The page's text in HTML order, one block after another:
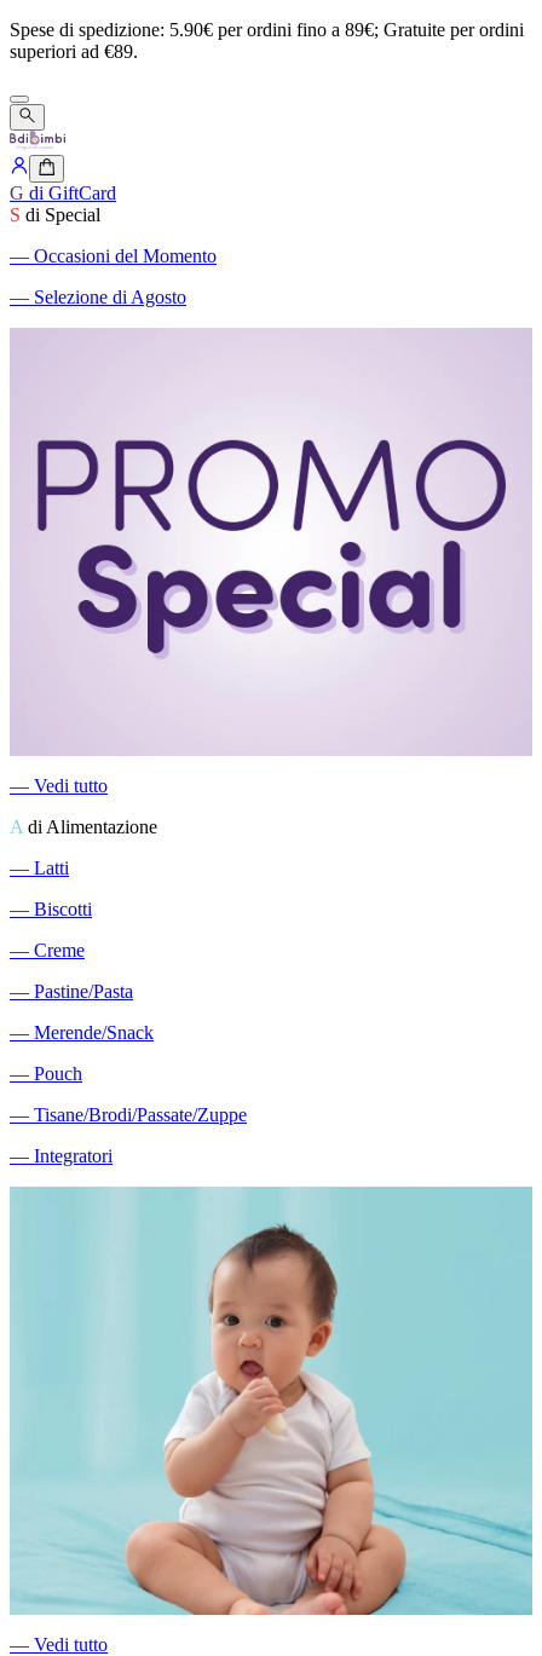
Spese di spedizione: 5.90€ perordini fino a 89€; Gratuite perordini
superiori ad €89.
G di GiftCard
S di Special
― Occasioni del Momento
― Selezione di Agosto
― Vedi tutto
A di Alimentazione
― Latti
― Biscotti
― Creme
― Pastine/Pasta
― Merende/Snack
― Pouch
― Tisane/Brodi/Passate/Zuppe
― Integratori
― Vedi tutto